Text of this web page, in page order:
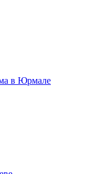
в Юрмале